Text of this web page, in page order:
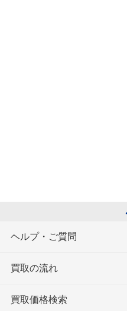
ヘルプ・ご質問
買取の流れ
買取価格検索